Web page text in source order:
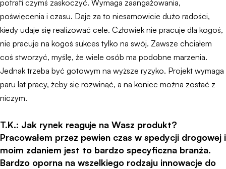
potrafi czymś zaskoczyć. Wymaga zaangażowania,
poświęcenia i czasu. Daje za to niesamowicie dużo radości,
kiedy udaje się realizować cele. Człowiek nie pracuje dla kogoś,
nie pracuje na kogoś sukces tylko na swój. Zawsze chciałem
coś stworzyć, myślę, że wiele osób ma podobne marzenia.
Jednak trzeba być gotowym na wyższe ryzyko. Projekt wymaga
paru lat pracy, żeby się rozwinąć, a na koniec można zostać z
niczym.
T.K.: Jak rynek reaguje na Wasz produkt?
Pracowałem przez pewien czas w spedycji drogowej i
moim zdaniem jest to bardzo specyficzna branża.
Bardzo oporna na wszelkiego rodzaju innowacje do